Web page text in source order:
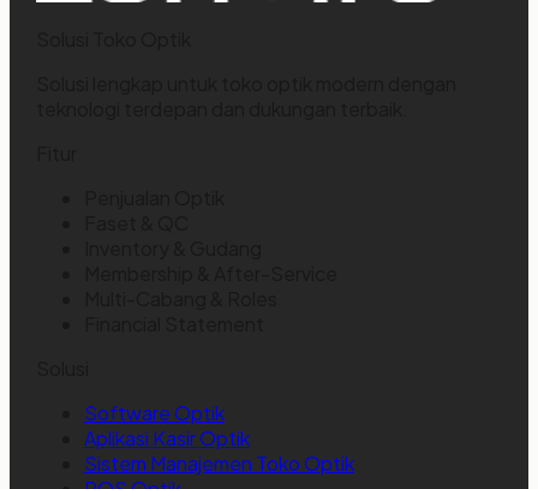
Software Optik
Aplikasi Kasir Optik
Sistem Manajemen Toko Optik